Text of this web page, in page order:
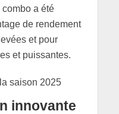
a été
de rendement
et pour
et puissantes.
innovante